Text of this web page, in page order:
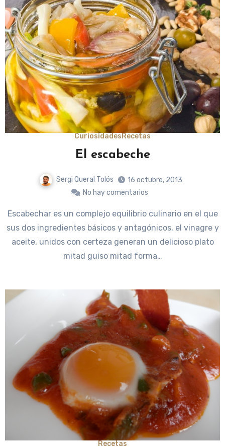
Curiosidades Recetas
El escabeche
Sergi Queral Tolós
16 octubre, 2013
No hay comentarios
Escabechar es un complejo equilibrio culinario en el que
sus dos ingredientes básicos y antagónicos, el vinagre y
aceite, unidos con certeza generan un delicioso plato
mitad guiso mitad forma…
Recetas